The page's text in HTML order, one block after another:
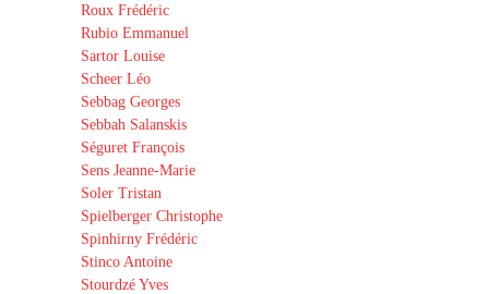
Roux Frédéric
Rubio Emmanuel
Sartor Louise
Scheer Léo
Sebbag Georges
Sebbah Salanskis
Séguret François
Sens Jeanne-Marie
Soler Tristan
Spielberger Christophe
Spinhirny Frédéric
Stinco Antoine
Stourdzé Yves